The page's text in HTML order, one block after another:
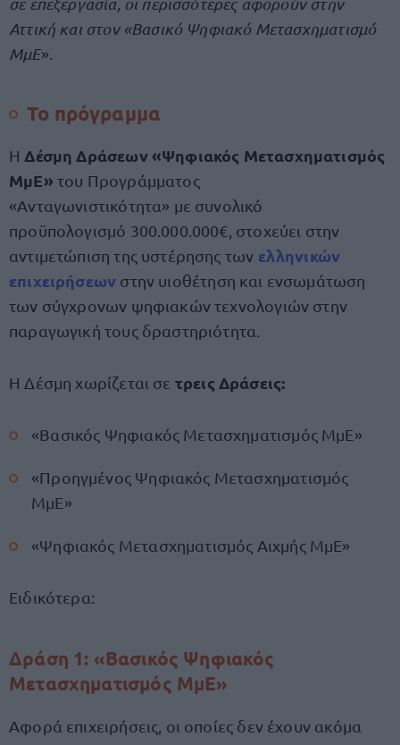
Αττική και στον «Βασικό Ψηφιακό Μετασχηματισμό
ΜμΕ».
Το πρόγραμμα
Η Δέσμη Δράσεων «Ψηφιακός Μετασχηματισμός
ΜμΕ» του Προγράμματος
«Ανταγωνιστικότητα» με συνολικό
προϋπολογισμό 300.000.000€, στοχεύει στην
αντιμετώπιση της υστέρησης των ελληνικών
επιχειρήσεων στην υιοθέτηση και ενσωμάτωση
των σύγχρονων ψηφιακών τεχνολογιών στην
παραγωγική τους δραστηριότητα.
Η Δέσμη χωρίζεται σε τρεις Δράσεις:
«Βασικός Ψηφιακός Μετασχηματισμός ΜμΕ»
«Προηγμένος Ψηφιακός Μετασχηματισμός
ΜμΕ»
«Ψηφιακός Μετασχηματισμός Αιχμής ΜμΕ»
Ειδικότερα:
Δράση 1: «Βασικός Ψηφιακός
Μετασχηματισμός ΜμΕ»
Αφορά επιχειρήσεις, οι οποίες δεν έχουν ακόμα